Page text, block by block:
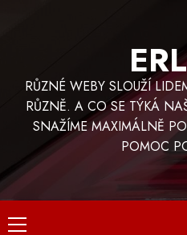
RŮZNÉ WEBY SLOUŽÍ
RŮZNĚ. A CO SE TÝKÁ
SNAŽÍME MAXIMÁLNĚ
POMOC
Primary